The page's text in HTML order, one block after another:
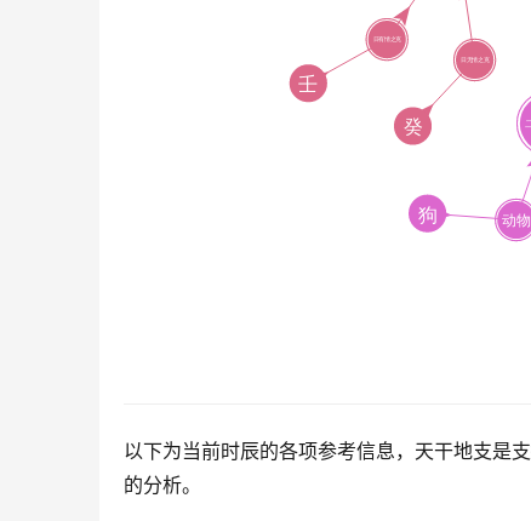
以下为当前时辰的各项参考信息，天干地支是
的分析。